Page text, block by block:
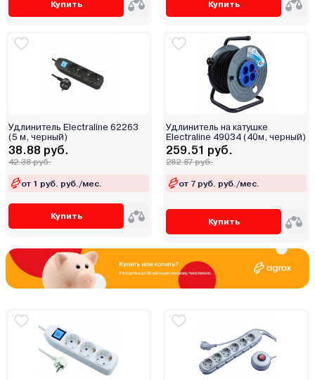
Купить Купить
Удлинитель Electraline 62263
(5 м, черный)
38.88 руб.
42.38 руб.
от 1 руб. руб./мес.
Купить
Удлинитель на катушке
Electraline 49034 (40м, черный)
259.51 руб.
282.87 руб.
от 7 руб. руб./мес.
Купить